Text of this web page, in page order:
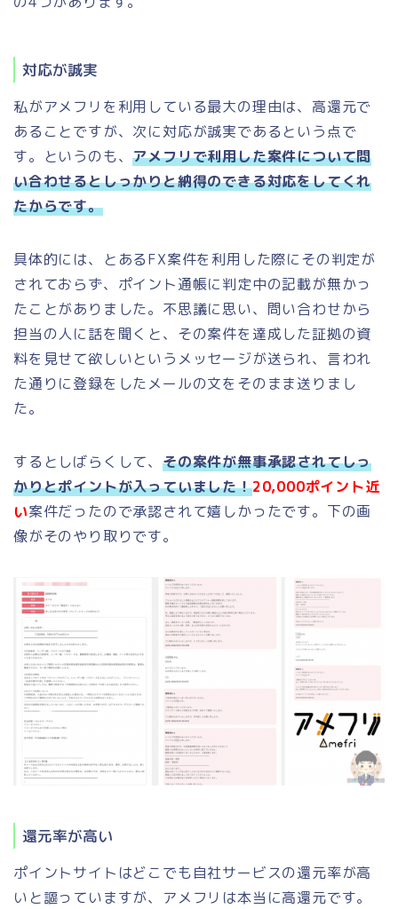
対応が誠実
私がアメフリを利用している最大の理由は、高還元で
あることですが、次に対応が誠実であるという点で
す。というのも、アメフリで利用した案件について問
い合わせるとしっかりと納得のできる対応をしてくれ
たからです。
具体的には、とあるFX案件を利用した際にその判定が
されておらず、ポイント通帳に判定中の記載が無かっ
たことがありました。不思議に思い、問い合わせから
担当の人に話を聞くと、その案件を達成した証拠の資
料を見せて欲しいというメッセージが送られ、言われ
た通りに登録をしたメールの文をそのまま送りまし
た。
するとしばらくして、 その案件が無事承認されてしっ
かりとポイントが入っていました！20,000ポイント近
い案件だったので承認されて嬉しかったです。下の画
像がそのやり取りです。
還元率が高い
ポイントサイトはどこでも自社サービスの還元率が高
いと謳っていますが、アメフリは本当に高還元です。